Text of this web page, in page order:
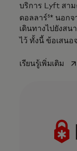
เหล่านี้ที่มาพร้
บริการ Lyft สาม
ดอลลาร์5* นอกจ
เดินทางไปยังส
ไว้ ทั้งนี้ ข้อเสน
เรียนรู้เพิ่มเติม